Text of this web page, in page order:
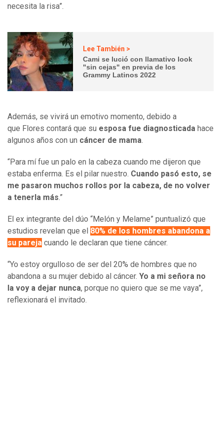
necesita la risa”.
Lee También >
Cami se lució con llamativo look
"sin cejas" en previa de los
Grammy Latinos 2022
Además, se vivirá un emotivo momento, debido a
que Flores contará que su esposa fue diagnosticada hace
algunos años con un cáncer de mama.
“Para mí fue un palo en la cabeza cuando me dijeron que
estaba enferma. Es el pilar nuestro. Cuando pasó esto, se
me pasaron muchos rollos por la cabeza, de no volver
a tenerla más.”
El ex integrante del dúo “Melón y Melame” puntualizó que
estudios revelan que el 80% de los hombres abandona a
su pareja cuando le declaran que tiene cáncer.
“Yo estoy orgulloso de ser del 20% de hombres que no
abandona a su mujer debido al cáncer. Yo a mi señora no
la voy a dejar nunca, porque no quiero que se me vaya”,
reflexionará el invitado.